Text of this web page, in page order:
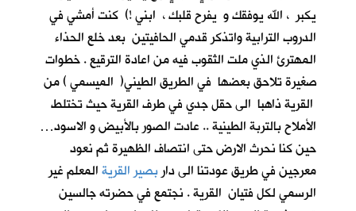
يكبر ، الله يوفقك و يفرح قلبك ، ابني !) كنت أمشي في
الدروب الترابية واتذكر قدمي الحافيتين بعد خلع الحذاء
المهترئ الذي ملت الثقوب فيه من اعادة الترقيع . خطوات
صغيرة تلاحق بعضها في الطريق الطيني( الميسمي ) من
القرية ذاهبا الى حقل جدي في طرف القرية حيث تختلط
الأملاح بالتربة الطينية .. عادت الصور بالأبيض و الاسود…
حين كنا نحرث الارض حتى انتصاف الظهيرة ثم نعود
معرجين في طريق عودتنا الى داربصير القريةالمعلم غير
الرسمي لكل فتيان القرية . نجتمع في حضرته جالسين